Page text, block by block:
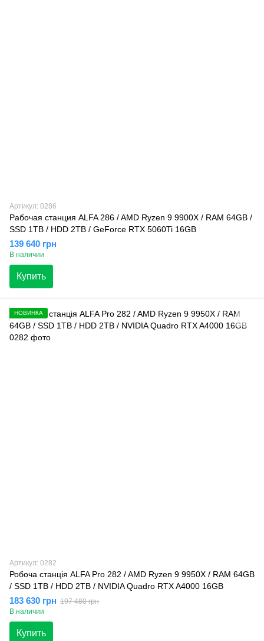
Артикул: 0286
Рабочая станция ALFA 286 / AMD Ryzen 9 9900X / RAM 64GB /
SSD 1TB / HDD 2TB / GeForce RTX 5060Ti 16GB
139 640 грн
В наличии
Купить
НОВИНКА
Артикул: 0282
Робоча станція ALFA Pro 282 / AMD Ryzen 9 9950X / RAM 64GB
/ SSD 1TB / HDD 2TB / NVIDIA Quadro RTX A4000 16GB
183 630 грн 197 480 грн
В наличии
Купить